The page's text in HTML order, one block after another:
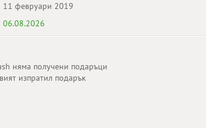
11 февруари 2019
06.08.2026
няма получени подаръци
изпратил подарък